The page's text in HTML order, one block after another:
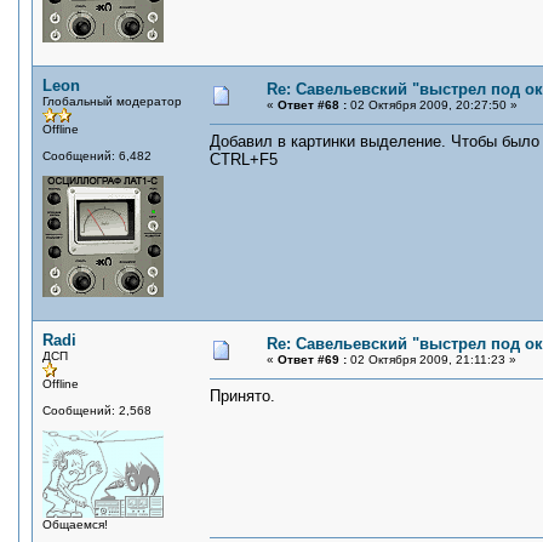
Leon
Глобальный модератор
Offline
Сообщений: 6,482
Re: Савельевский "выстрел под
« Ответ #68 : 02 Октября 2009, 20:27:50 »
Добавил в картинки выделение. Чтобы
CTRL+F5
Radi
ДСП
Offline
Сообщений: 2,568
Общаемся!
Re: Савельевский "выстрел под
« Ответ #69 : 02 Октября 2009, 21:11:23 »
Принято.